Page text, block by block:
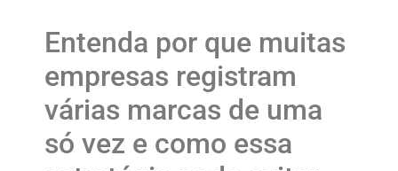
Entenda por que muitas
empresas registram
várias marcas de uma
só vez e como essa